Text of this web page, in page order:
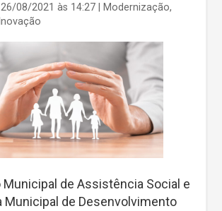
08/2021 às 14:27
| Modernização,
Municipal de Assistência Social e
Municipal de Desenvolvimento